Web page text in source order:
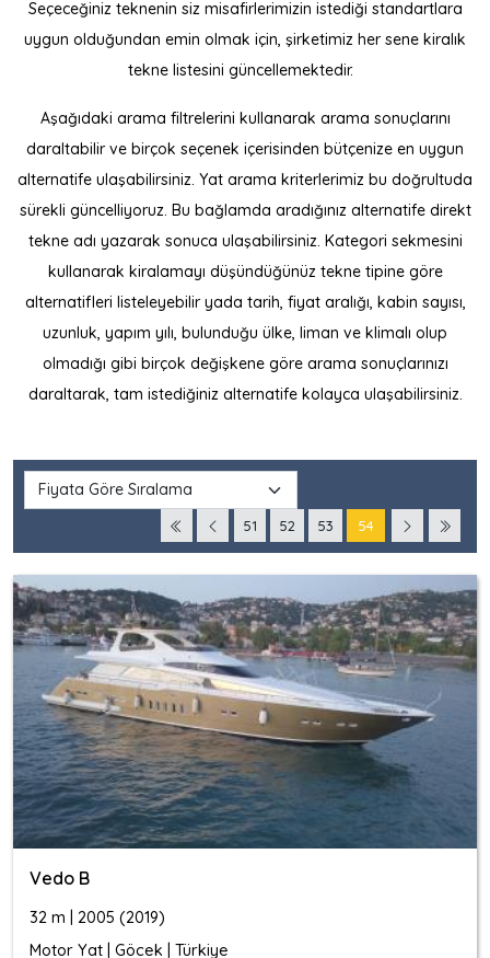
Seçeceğiniz teknenin siz misafirlerimizin istediği standartlara
uygun olduğundan emin olmak için, şirketimiz her sene kiralık
tekne listesini güncellemektedir.
Aşağıdaki arama filtrelerini kullanarak arama sonuçlarını
daraltabilir ve birçok seçenek içerisinden bütçenize en uygun
alternatife ulaşabilirsiniz. Yat arama kriterlerimiz bu doğrultuda
sürekli güncelliyoruz. Bu bağlamda aradığınız alternatife direkt
tekne adı yazarak sonuca ulaşabilirsiniz. Kategori sekmesini
kullanarak kiralamayı düşündüğünüz tekne tipine göre
alternatifleri listeleyebilir yada tarih, fiyat aralığı, kabin sayısı,
uzunluk, yapım yılı, bulunduğu ülke, liman ve klimalı olup
olmadığı gibi birçok değişkene göre arama sonuçlarınızı
daraltarak, tam istediğiniz alternatife kolayca ulaşabilirsiniz.
51 52 53 54
Vedo B
32 m | 2005 (2019)
Motor Yat | Göcek | Türkiye